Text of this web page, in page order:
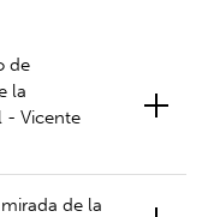
de
la
- Vicente
de la